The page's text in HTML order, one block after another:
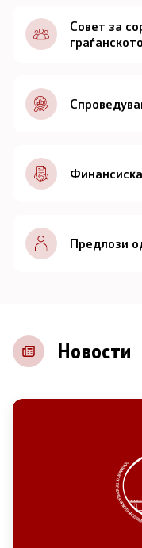
Документи
Совет
За советот
Документи
Записници и
Советот
Контакт
Основање на
Совет за
Предлози
Новости